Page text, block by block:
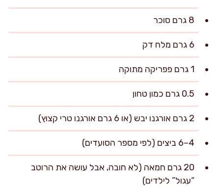
8 גרם סוכר
6 גרם מלח דק
1 גרם פפריקה מתוקה
0.5 גרם כמון טחון
2 גרם אורגנו יבש (או 6 גרם אורגנו טרי קצוץ)
4–6 ביצים (לפי מספר הסועדים)
20 גרם חמאה (לא חובה, אבל עושה את הרוטב
“עגול” לילדים)